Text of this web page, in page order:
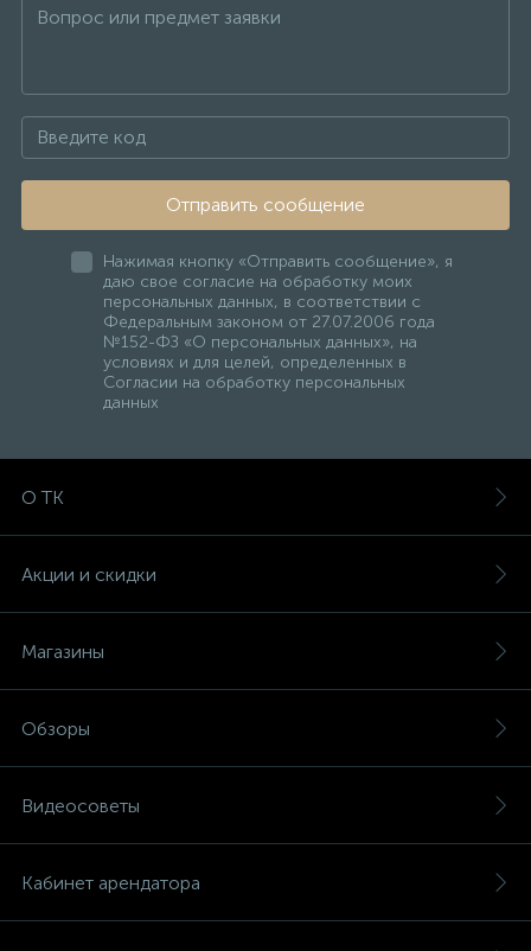
Отправить сообщение
Нажимая кнопку «Отправить сообщение», я
даю свое согласие на обработку моих
персональных данных, в соответствии с
Федеральным законом от 27.07.2006 года
№152-ФЗ «О персональных данных», на
условиях и для целей, определенных в
Согласии на обработку персональных
данных
О ТК
Акции и скидки
Магазины
Обзоры
Видеосоветы
Кабинет арендатора